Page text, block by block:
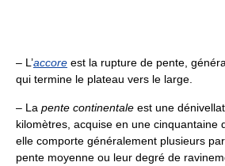
– L’accore est la rupture de pente,
qui termine le plateau vers le large.
– La pente continentale est une
kilomètres, acquise en une cinquantaine
elle comporte généralement plusieurs
pente moyenne ou leur degré de